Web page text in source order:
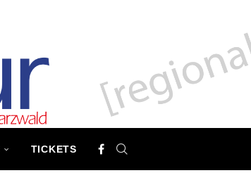
TICKETS